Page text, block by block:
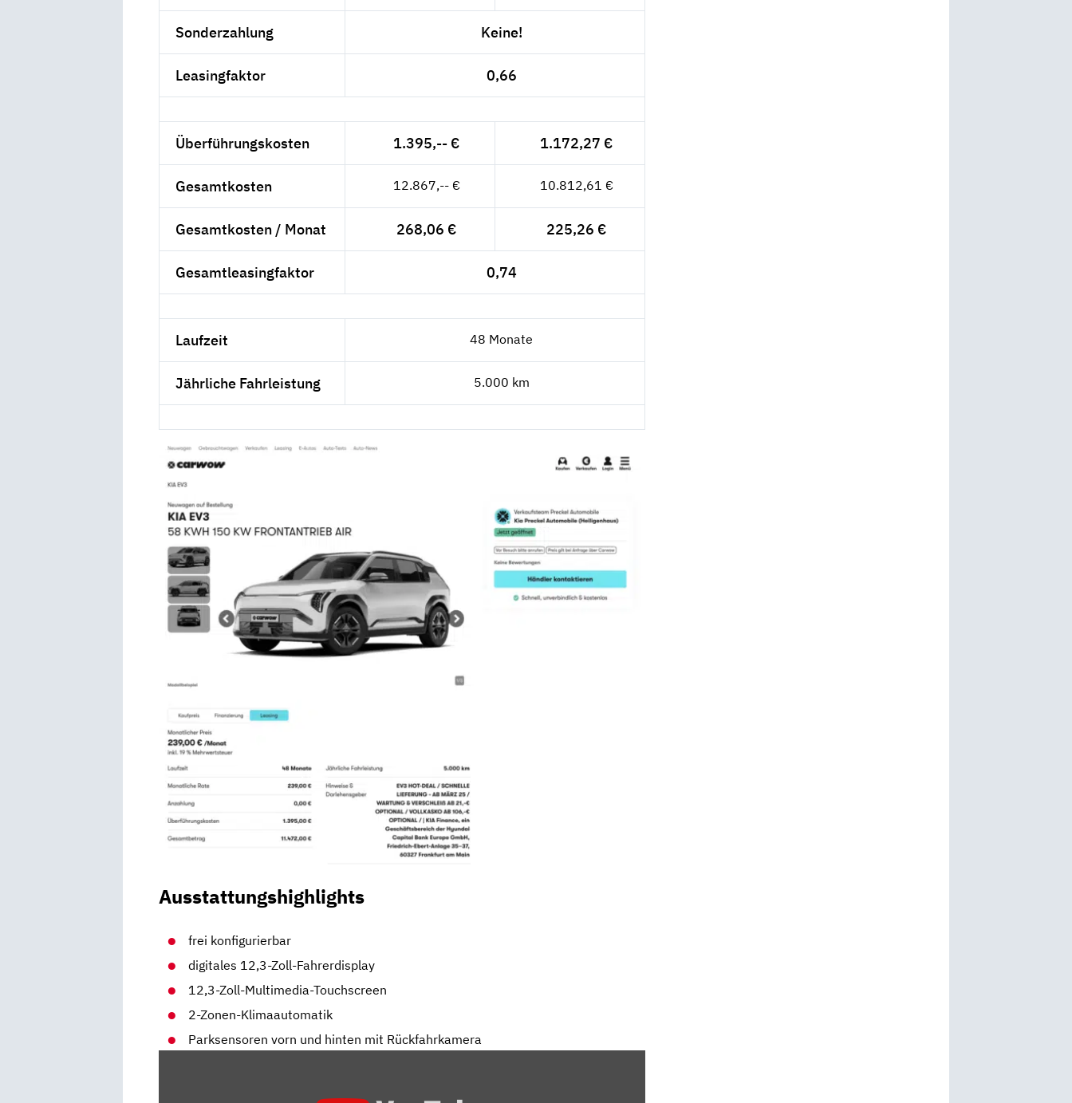
Sonderzahlung Keine!
Leasingfaktor 0,66
Überführungskosten 1.395,-- € 1.172,27 €
Gesamtkosten 12.867,-- € 10.812,61 €
Gesamtkosten / Monat 268,06 € 225,26 €
Gesamtleasingfaktor 0,74
Laufzeit 48 Monate
Jährliche Fahrleistung 5.000 km
Ausstattungshighlights
frei konfigurierbar
digitales 12,3-Zoll-Fahrerdisplay
12,3-Zoll-Multimedia-Touchscreen
2-Zonen-Klimaautomatik
Parksensoren vorn und hinten mit Rückfahrkamera